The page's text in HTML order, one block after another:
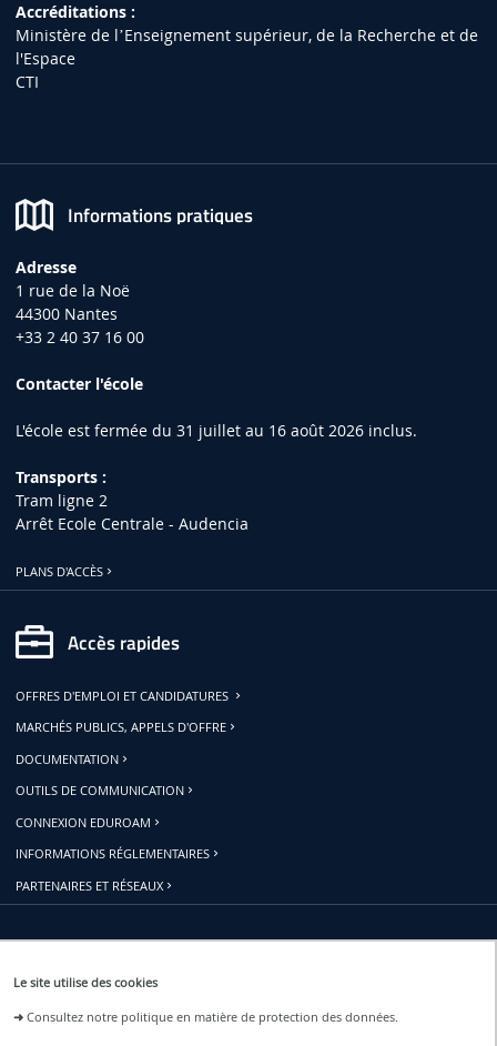
Le site utilise des cookies
➜Consultez notre politique en matière de protection des données.
Accréditations :
Ministère de lʼEnseignement supérieur, de la Recherche et de
l'Espace
CTI
Informations pratiques
Adresse
1 rue de la Noë
44300 Nantes
+33 2 40 37 16 00
Contacter l'école
L'école est fermée du 31 juillet au 16 août 2026 inclus.
Transports :
Tram ligne 2
Arrêt Ecole Centrale - Audencia
PLANS D'ACCÈS
Accès rapides
OFFRES D'EMPLOI ET CANDIDATURES
MARCHÉS PUBLICS, APPELS D'OFFRE
DOCUMENTATION
OUTILS DE COMMUNICATION
CONNEXION EDUROAM
INFORMATIONS RÉGLEMENTAIRES
PARTENAIRES ET RÉSEAUX